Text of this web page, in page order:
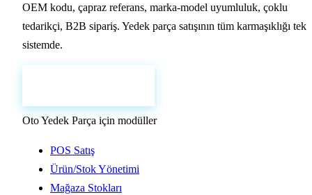
OEM kodu, çapraz referans, marka-model uyumluluk, çoklu
tedarikçi, B2B sipariş. Yedek parça satışının tüm karmaşıklığı tek
sistemde.
Oto Yedek Parça için modüller
POS Satış
Ürün/Stok Yönetimi
Mağaza Stokları